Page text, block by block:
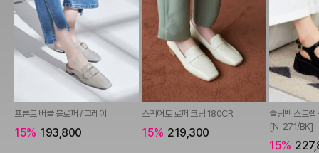
프론트 버클 블로퍼 / 그레이
15% 193,800
스퀘어토 로퍼 크림 180CR
15% 219,300
슬링백 스트랩
[N-271/BK]
15%